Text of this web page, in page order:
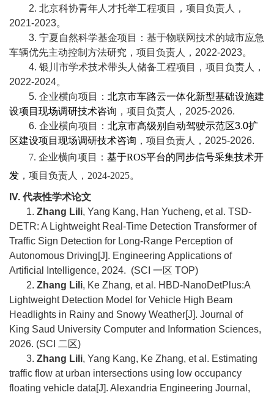
2. 北京科协青年人才托举工程项目，项目负责人，
2021-2023。
3. 宁夏自然科学基金项目：基于物联网技术的城市应急
车辆优先主动控制方法研究，项目负责人， 2022-2023。
4. 银川市学术技术带头人储备工程项目
，项目负责人，
2022-2024。
5. 企业横向项目： 北京市车路云一体化新型基础设施建
设项目现场调研技术咨询 ，项目负责人， 2025-2026.
6. 企业横向项目： 北京市高级别自动驾驶示范区3.0扩
区建设项目现场调研技术咨询 ，项目负责人， 2025-2026.
7. 企业横向项目： 基于ROS平台的同步信号采集技术开
发 ，项目负责人， 2024-2025。
IV. 代表性学术论文
1. Zhang Lili, Yang Kang, Han Yucheng, et al. TSD-
DETR: A Lightweight Real-Time Detection Transformer of
Traffic Sign Detection for Long-Range Perception of
Autonomous Driving[J]. Engineering Applications of
Artificial Intelligence, 2024. (SCI 一区 TOP)
2. Zhang Lili, Ke Zhang, et al. HBD-NanoDetPlus:A
Lightweight Detection Model for Vehicle High Beam
Headlights in Rainy and Snowy Weather[J]. Journal of
King Saud University Computer and Information Sciences,
2026. (SCI
二区)
3. Zhang Lili, Yang Kang, Ke Zhang, et al. Estimating
traffic flow at urban intersections using low occupancy
floating vehicle data[J]. Alexandria Engineering Journal,